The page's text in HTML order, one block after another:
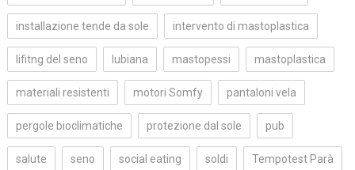
installazione tende da sole intervento di mastoplastica
lifitng del seno lubiana mastopessi mastoplastica
materiali resistenti motori Somfy pantaloni vela
pergole bioclimatiche protezione dal sole pub
salute seno social eating soldi Tempotest Parà